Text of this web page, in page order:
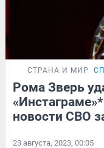
СТРАНА И МИР
Рома Зверь
новости СВО
23 августа, 2023, 00:05